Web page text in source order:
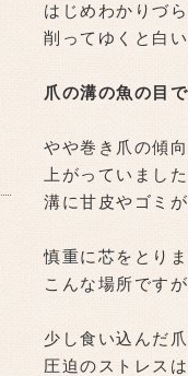
はじめわかりづ
削ってゆくと白
爪の溝の魚の目で
やや巻き爪の傾
上がっていました
溝に甘皮やゴミ
慎重に芯をとりま
こんな場所です
少し食い込んだ
圧迫のストレス